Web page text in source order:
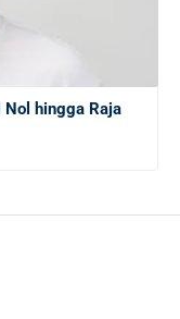
Masih
hingga Raja